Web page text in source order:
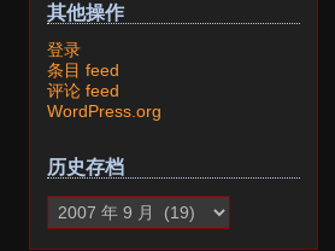
其他操作
登录
条目 feed
评论 feed
WordPress.org
历史存档